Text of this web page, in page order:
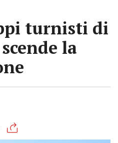
turnisti di
la